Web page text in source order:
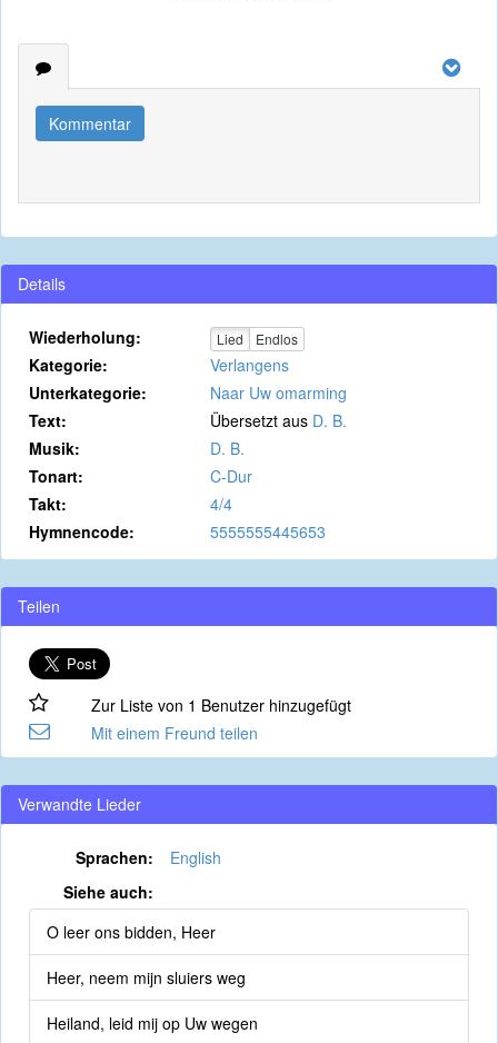
Kommentar
Details
Wiederholung: Lied Endlos
Kategorie:
Verlangens
Unterkategorie:
Naar Uw omarming
Text:
Übersetzt aus D. B.
Musik:
D. B.
Tonart:
C-Dur
Takt:
4/4
Hymnencode:
5555555445653
Teilen
Zur Liste von 1 Benutzer hinzugefügt
Mit einem Freund teilen
Verwandte Lieder
Sprachen:
English
Siehe auch:
O leer ons bidden, Heer
Heer, neem mijn sluiers weg
Heiland, leid mij op Uw wegen